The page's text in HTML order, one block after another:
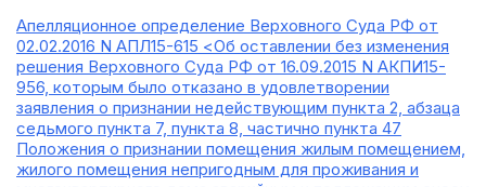
Апелляционное определение Верховного Суда РФ от
02.02.2016 N АПЛ15-615 <Об оставлении без изменения
решения Верховного Суда РФ от 16.09.2015 N АКПИ15-
956, которым было отказано в удовлетворении
заявления о признании недействующим пункта 2, абзаца
седьмого пункта 7, пункта 8, частично пункта 47
Положения о признании помещения жилым помещением,
жилого помещения непригодным для проживания и